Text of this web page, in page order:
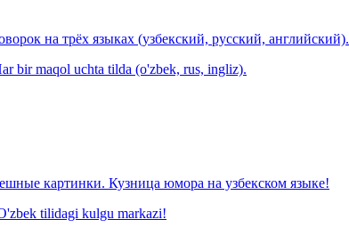
на трёх языках (узбекский, русский, английский).
bir maqol uchta tilda (o'zbek, rus, ingliz).
картинки. Кузница юмора на узбекском языке!
tilidagi kulgu markazi!